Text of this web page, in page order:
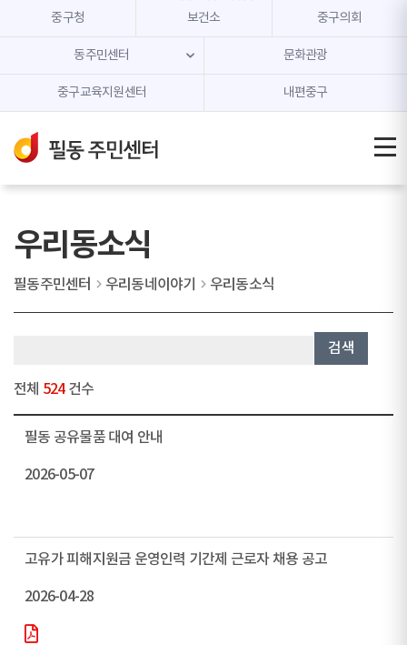
본문 내용 바로가기
주메뉴 바로가기
중구청 보건소 중구의회
동주민센터 문화관광
중구교육지원센터 내편중구
우리동소식
필동주민센터 우리동네이야기 우리동소식
검색
전체 524건수
필동 공유물품 대여 안내
2026-05-07
고유가 피해지원금 운영인력 기간제 근로자 채용 공고
2026-04-28